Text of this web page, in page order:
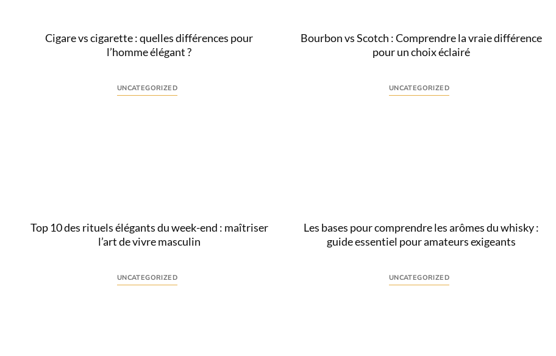
Cigare vs cigarette : quelles différences pour
l’homme élégant ?
UNCATEGORIZED
Bourbon vs Scotch : Comprendre la vraie différence
pour un choix éclairé
UNCATEGORIZED
Top 10 des rituels élégants du week-end : maîtriser
l’art de vivre masculin
UNCATEGORIZED
Les bases pour comprendre les arômes du whisky :
guide essentiel pour amateurs exigeants
UNCATEGORIZED